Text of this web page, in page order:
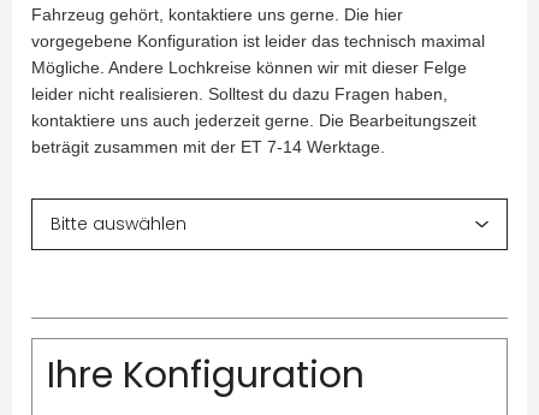
Fahrzeug gehört, kontaktiere uns gerne. Die hier
vorgegebene Konfiguration ist leider das technisch maximal
Mögliche. Andere Lochkreise können wir mit dieser Felge
leider nicht realisieren. Solltest du dazu Fragen haben,
kontaktiere uns auch jederzeit gerne. Die Bearbeitungszeit
beträgit zusammen mit der ET 7-14 Werktage.
Ihre Konfiguration